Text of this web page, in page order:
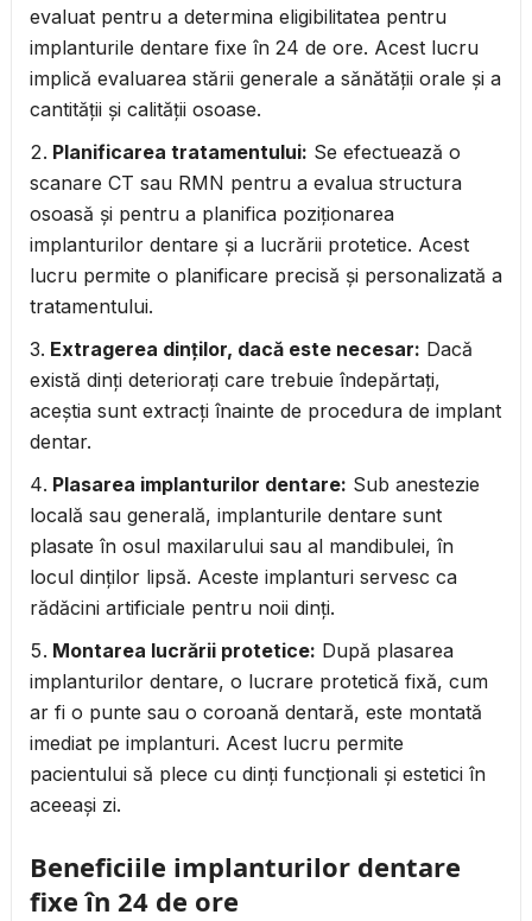
evaluat pentru a determina eligibilitatea pentru
implanturile dentare fixe în 24 de ore. Acest lucru
implică evaluarea stării generale a sănătății orale și a
cantității și calității osoase.
Planificarea tratamentului: Se efectuează o
scanare CT sau RMN pentru a evalua structura
osoasă și pentru a planifica poziționarea
implanturilor dentare și a lucrării protetice. Acest
lucru permite o planificare precisă și personalizată a
tratamentului.
Extragerea dinților, dacă este necesar: Dacă
există dinți deteriorați care trebuie îndepărtați,
aceștia sunt extracți înainte de procedura de implant
dentar.
Plasarea implanturilor dentare: Sub anestezie
locală sau generală, implanturile dentare sunt
plasate în osul maxilarului sau al mandibulei, în
locul dinților lipsă. Aceste implanturi servesc ca
rădăcini artificiale pentru noii dinți.
Montarea lucrării protetice: După plasarea
implanturilor dentare, o lucrare protetică fixă, cum
ar fi o punte sau o coroană dentară, este montată
imediat pe implanturi. Acest lucru permite
pacientului să plece cu dinți funcționali și estetici în
aceeași zi.
Beneficiile implanturilor dentare
fixe în 24 de ore